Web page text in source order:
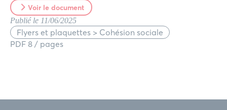
Voir le document
Publié le 11/06/2025
Flyers et plaquettes > Cohésion sociale
PDF 8 / pages